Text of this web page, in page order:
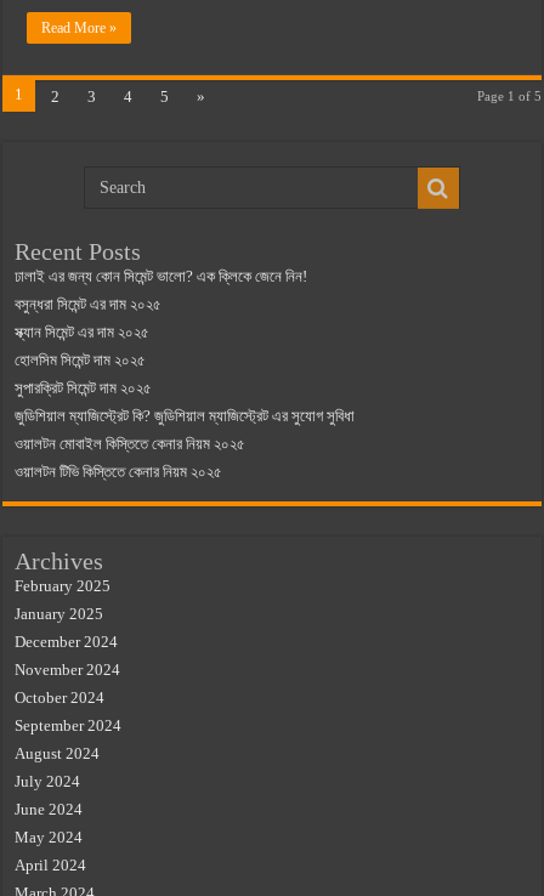
Read More »
Page 1 of 5
1 2 3 4 5 »
Recent Posts
ঢালাই এর জন্য কোন সিমেন্ট ভালো? এক ক্লিকে জেনে নিন!
বসুন্ধরা সিমেন্ট এর দাম ২০২৫
স্ক্যান সিমেন্ট এর দাম ২০২৫
হোলসিম সিমেন্ট দাম ২০২৫
সুপারক্রিট সিমেন্ট দাম ২০২৫
জুডিশিয়াল ম্যাজিস্ট্রেট কি? জুডিশিয়াল ম্যাজিস্ট্রেট এর সুযোগ সুবিধা
ওয়ালটন মোবাইল কিস্তিতে কেনার নিয়ম ২০২৫
ওয়ালটন টিভি কিস্তিতে কেনার নিয়ম ২০২৫
Archives
February 2025
January 2025
December 2024
November 2024
October 2024
September 2024
August 2024
July 2024
June 2024
May 2024
April 2024